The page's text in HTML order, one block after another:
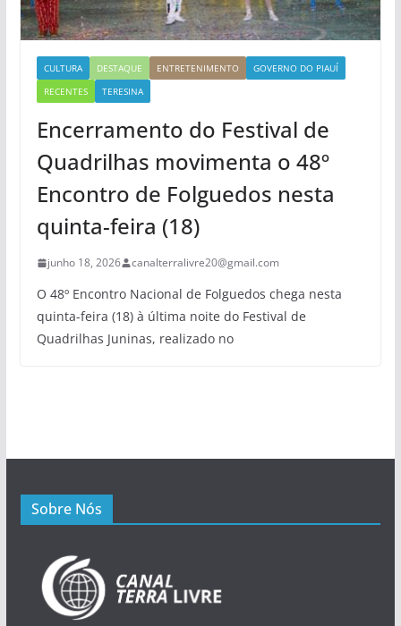
CULTURA DESTAQUE ENTRETENIMENTO
GOVERNO DO PIAUÍ
RECENTES
TERESINA
Encerramento do Festival de
Quadrilhas movimenta o 48º
Encontro de Folguedos nesta
quinta-feira (18)
junho 18, 2026 canalterralivre20@gmail.com
O 48º Encontro Nacional de Folguedos chega nesta
quinta-feira (18) à última noite do Festival de
Quadrilhas Juninas, realizado no
Sobre Nós